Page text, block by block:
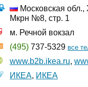
Московская обл.,
Мкрн №8, стр. 1
м. Речной вокзал
(495) 737-5329 все
www.b2b.ikea.ru,
ИКЕА, ИКЕА